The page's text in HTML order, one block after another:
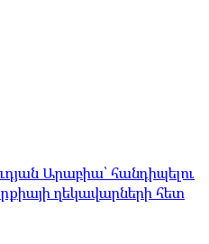
Արաբիա՝ հանդիպելու
ղեկավարների հետ